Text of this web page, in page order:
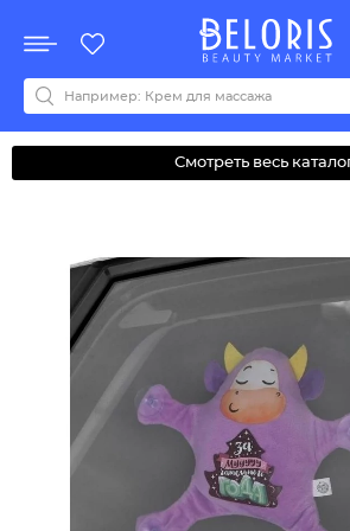
Акции
Все бренды
0-9ABCDEFGHIJKLMNOPQRSTUVWYZАБ
Смотреть весь